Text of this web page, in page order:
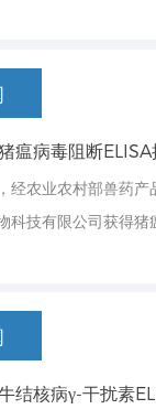
试剂盒兽药产品批准
经农业农村部兽药
科技有限公司获得猪
品批准文号，兽药生